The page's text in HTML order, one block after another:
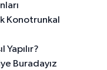
Konotrunkal
Buradayız